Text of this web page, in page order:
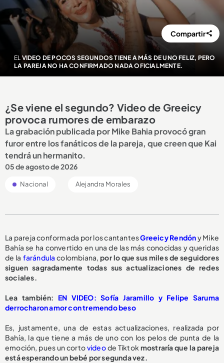
EL VIDEO DE POCOS SEGUNDOS TIENE A MÁS DE UNO FELIZ, PERO
LA PAREJA NO HA CONFIRMADO NADA OFICIALMENTE.
Compartir
¿Se viene el segundo? Video de Greeicy
provoca rumores de embarazo
La grabación publicada por Mike Bahia provocó gran
furor entre los fanáticos de la pareja, que creen que Kai
tendrá un hermanito.
05 de agosto de 2026
Nacional Alejandra Morales
La pareja conformada por los cantantesGreeicy Rendóny Mike
Bahía se ha convertido en una de las más conocidas y queridas
de la farándula colombiana,por lo que sus miles de seguidores
siguen sagradamente todas sus actualizaciones de redes
sociales.
Lea también: EN VIDEO: Sofía Jaramillo y Felipe Saruma
derrocharon amor con tremendo beso
Es, justamente, una de estas actualizaciones, realizada por
Bahía, la que tiene a más de uno con los pelos de punta de la
emoción, pues un cortovideode Tiktok mostraría que la pareja
está esperando un bebé por segunda vez.